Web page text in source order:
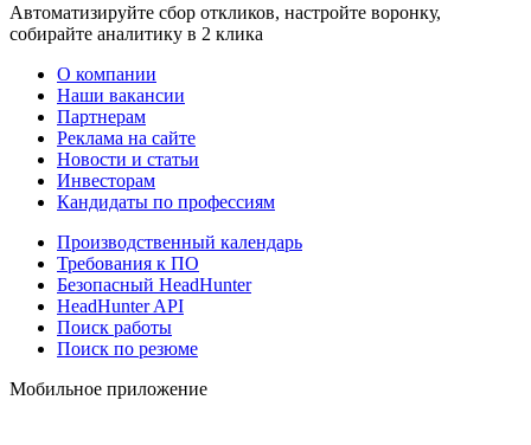
Автоматизируйте сбор откликов, настройте воронку,
собирайте аналитику в 2 клика
О компании
Наши вакансии
Партнерам
Реклама на сайте
Новости и статьи
Инвесторам
Кандидаты по профессиям
Производственный календарь
Требования к ПО
Безопасный HeadHunter
HeadHunter API
Поиск работы
Поиск по резюме
Мобильное приложение